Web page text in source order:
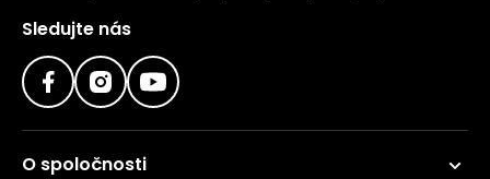
Sledujte nás
O spoločnosti